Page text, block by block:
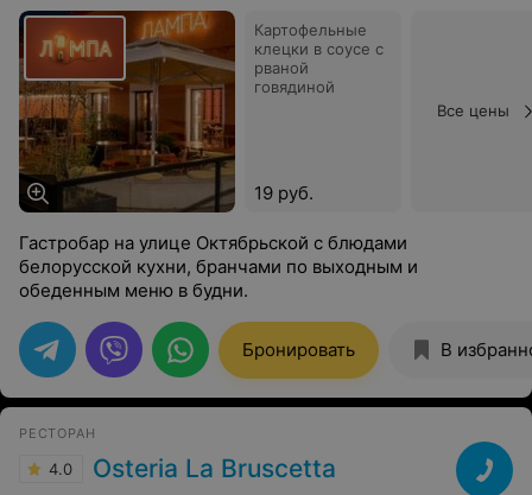
Картофельные
клецки в соусе с
рваной
говядиной
19 руб.
Все цены
Гастробар на улице Октябрьской с блюдами
белорусской кухни, бранчами по выходным и
обеденным меню в будни.
Бронировать В
РЕСТОРАН
4.0 Osteria La Bruscetta